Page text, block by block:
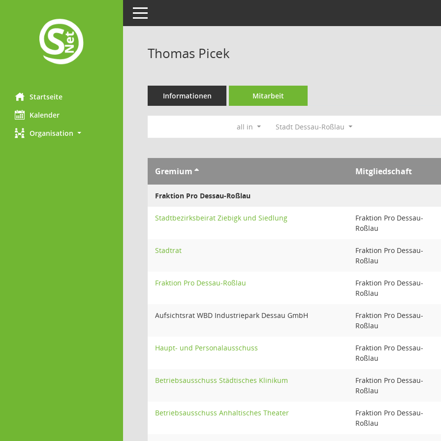
Startseite
Kalender
Organisation
Toggle navigation
Thomas Picek
Informationen Mitarbeit
all in Stadt Dessau-Roßlau
Gremium Mitgliedschaft
Fraktion Pro Dessau-Roßlau
Stadtbezirksbeirat Ziebigk und Siedlung
Fraktion Pro Dessau-
Roßlau
Stadtrat
Fraktion Pro Dessau-
Roßlau
Fraktion Pro Dessau-Roßlau
Fraktion Pro Dessau-
Roßlau
Aufsichtsrat WBD Industriepark Dessau GmbH
Fraktion Pro Dessau-
Roßlau
Haupt- und Personalausschuss
Fraktion Pro Dessau-
Roßlau
Betriebsausschuss Städtisches Klinikum
Fraktion Pro Dessau-
Roßlau
Betriebsausschuss Anhaltisches Theater
Fraktion Pro Dessau-
Roßlau